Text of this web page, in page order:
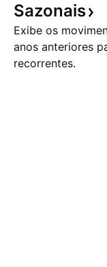
Sazonais
Exibe os
anos anteriores
recorrentes.